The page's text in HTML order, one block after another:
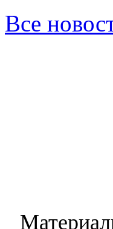
Все